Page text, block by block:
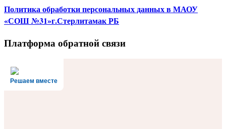
Политикаобработки персональных данныхв МАОУ
«СОШ №31»г.Стерлитамак РБ
Платформа обратной связи
Решаем вместе